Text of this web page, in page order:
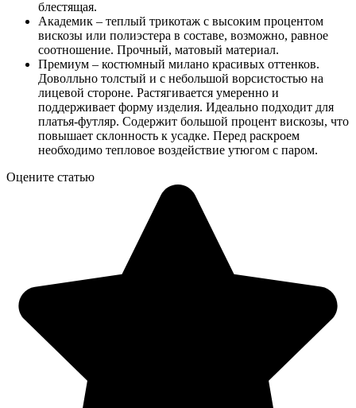
блестящая.
Академик – теплый трикотаж с высоким процентом
вискозы или полиэстера в составе, возможно, равное
соотношение. Прочный, матовый материал.
Премиум – костюмный милано красивых оттенков.
Доволльно толстый и с небольшой ворсистостью на
лицевой стороне. Растягивается умеренно и
поддерживает форму изделия. Идеально подходит для
платья-футляр. Содержит большой процент вискозы, что
повышает склонность к усадке. Перед раскроем
необходимо тепловое воздействие утюгом с паром.
Оцените статью